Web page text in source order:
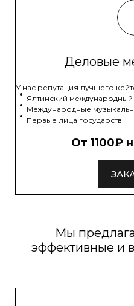
Деловые
У нас репутация лучшего
Ялтинский
Международные
Первые лица государств
От 1100₽
Мы
эффективные и